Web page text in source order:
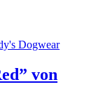
von